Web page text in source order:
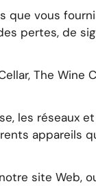
vous
pertes, de
The
les réseaux
appareils
site Web,